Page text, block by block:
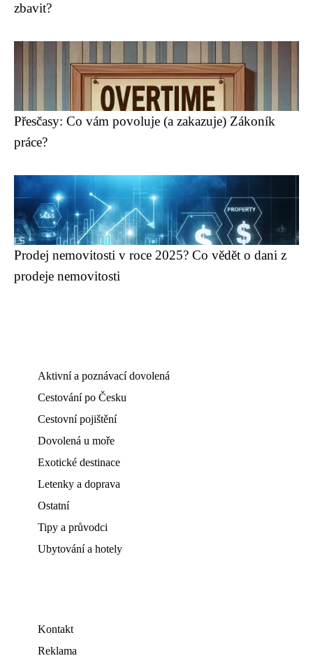
zbavit?
Přesčasy: Co vám povoluje (a zakazuje) Zákoník
práce?
Prodej nemovitosti v roce 2025? Co vědět o dani z
prodeje nemovitosti
Aktivní a poznávací dovolená
Cestování po Česku
Cestovní pojištění
Dovolená u moře
Exotické destinace
Letenky a doprava
Ostatní
Tipy a průvodci
Ubytování a hotely
Kontakt
Reklama